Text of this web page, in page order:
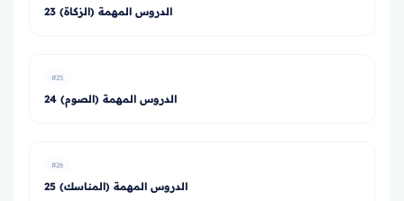
23 الدروس المهمة (الزكاة)
#25
24 الدروس المهمة (الصوم)
#26
25 الدروس المهمة (المناسك)